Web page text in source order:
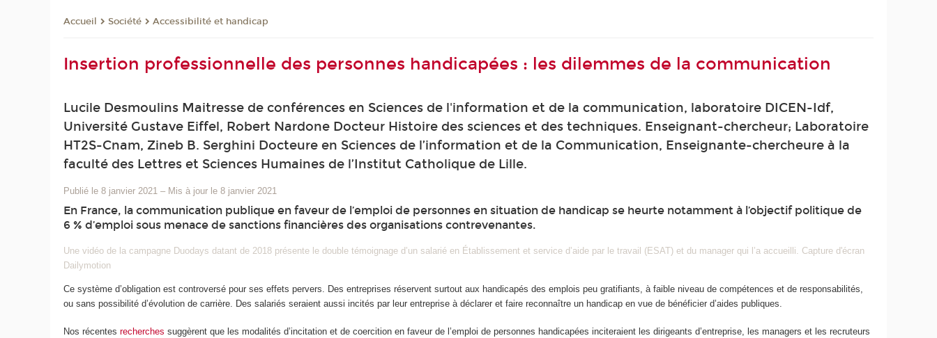
Accueil Société Accessibilité et handicap
Insertion professionnelle des personnes handicapées : les dilemmes de la communication
Lucile Desmoulins Maitresse de conférences en Sciences de l'information et de la communication, laboratoire DICEN-Idf,
Université Gustave Eiffel, Robert Nardone Docteur Histoire des sciences et des techniques. Enseignant-chercheur; Laboratoire
HT2S-Cnam, Zineb B. Serghini Docteure en Sciences de l’information et de la Communication, Enseignante-chercheure à la
faculté des Lettres et Sciences Humaines de l’Institut Catholique de Lille.
Publié le 8 janvier 2021 – Mis à jour le 8 janvier 2021
En France, la communication publique en faveur de l’emploi de personnes en situation de handicap se heurte notamment à l’objectif politique de
6 % d’emploi sous menace de sanctions financières des organisations contrevenantes.
Une vidéo de la campagne Duodays datant de 2018 présente le double témoignage d’un salarié en Établissement et service d’aide par le travail (ESAT) et du manager qui l’a accueilli. Capture d'écran
Dailymotion
Ce système d’obligation est controversé pour ses effets pervers. Des entreprises réservent surtout aux handicapés des emplois peu gratifiants, à faible niveau de compétences et de responsabilités,
ou sans possibilité d’évolution de carrière. Des salariés seraient aussi incités par leur entreprise à déclarer et faire reconnaître un handicap en vue de bénéficier d’aides publiques.
Nos récentesrecherches suggèrent que les modalités d’incitation et de coercition en faveur de l’emploi de personnes handicapées inciteraient les dirigeants d’entreprise, les managers et les recruteurs